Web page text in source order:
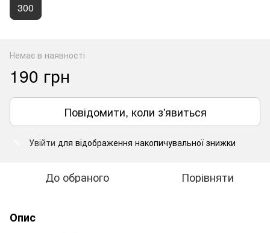
300
Немає в наявності
190 грн
Повідомити, коли з'явиться
Увійти для відображення накопичувальної знижки
До обраного Порівняти
Опис